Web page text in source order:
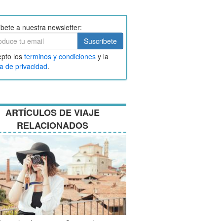
a nuestra newsletter:
Suscribete
los terminos y condiciones y la
de privacidad.
ARTÍCULOS DE VIAJE
RELACIONADOS